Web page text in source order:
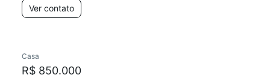
Ver contato
Casa
R$ 850.000